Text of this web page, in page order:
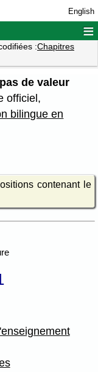
English
≡
:Chapitres
de valeur
officiel,
bilingue en
contenant le